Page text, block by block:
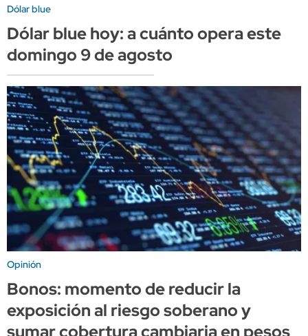
Dólar blue
Dólar blue hoy: a cuánto opera este
domingo 9 de agosto
Opinión
Bonos: momento de reducir la
exposición al riesgo soberano y
sumar cobertura cambiaria en pesos